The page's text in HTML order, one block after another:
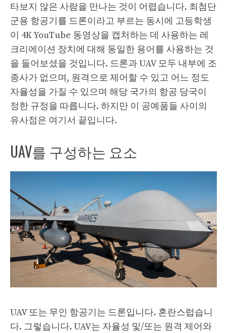
타보지 않은 사람을 만나는 것이 어렵습니다. 최첨단
군용 항공기를 드론이라고 부르는 동시에 고등학생
이 4K YouTube 동영상을 캡처하는 데 사용하는 레
크리에이션 장치에 대해 동일한 용어를 사용하는 것
을 들어보셨을 것입니다. 드론과 UAV 모두 내부에 조
종사가 없으며, 원격으로 제어할 수 있고 어느 정도
자율성을 가질 수 있으며 해당 국가의 항공 당국이
정한 규정을 따릅니다. 하지만 이 공예품들 사이의
유사점은 여기서 끝입니다.
UAV를 구성하는 요소
UAV 또는 무인 항공기는 드론입니다. 혼란스럽습니
다. 그렇습니다. UAV는 자율성 및/또는 원격 제어와